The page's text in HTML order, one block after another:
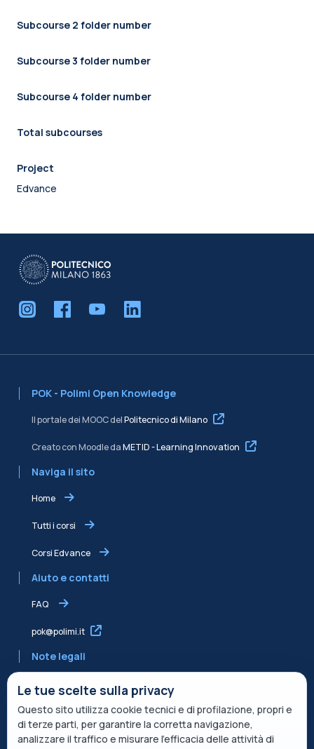
Subcourse 2 folder number
Subcourse 3 folder number
Subcourse 4 folder number
Total subcourses
Project
Edvance
POK - Polimi Open Knowledge
Il portale dei MOOC delPolitecnico di Milano
Creato con Moodle daMETID - Learning Innovation
Naviga il sito
Home
Tutti i corsi
Corsi Edvance
Aiuto e contatti
FAQ
pok@polimi.it
Note legali
Informativa condivisa Edvance per il trattamento dei dati
Termini di servizio
Le tue scelte sulla privacy
Questo sito utilizza cookie tecnici e di profilazione, propri e
di terze parti, per garantire la corretta navigazione,
analizzare il traffico e misurare l’efficacia delle attività di